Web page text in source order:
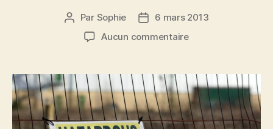
Auteur
l’article
Par Sophie
Date6 mars 2013
Aucun commentairesur
à
prévoir
pour
les